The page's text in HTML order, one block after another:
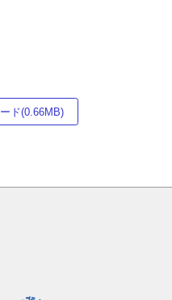
ド(0.66MB)